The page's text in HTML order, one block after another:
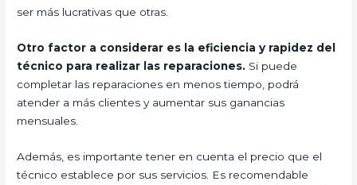
ser más lucrativas que otras.
Otro factor a considerar es la eficiencia y rapidez del
técnico para realizar las reparaciones. Si puede
completar las reparaciones en menos tiempo, podrá
atender a más clientes y aumentar sus ganancias
mensuales.
Además, es importante tener en cuenta el precio que el
técnico establece por sus servicios. Es recomendable